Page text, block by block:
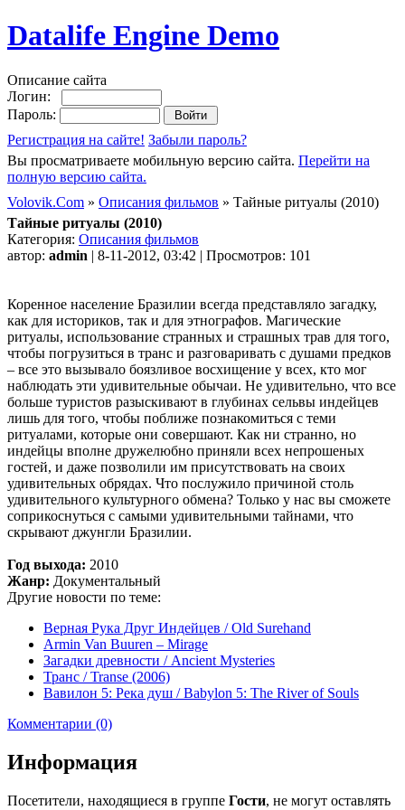
Datalife Engine Demo
Описание сайта
Логин:
Пароль:
Регистрация на сайте! Забыли пароль?
Вы просматриваете мобильную версию сайта. Перейти на
полную версию сайта.
Volovik.Com » Описания фильмов » Тайные ритуалы (2010)
Тайные ритуалы (2010)
Категория: Описания фильмов
автор: admin | 8-11-2012, 03:42 | Просмотров: 101
Коренное население Бразилии всегда представляло загадку,
как для историков, так и для этнографов. Магические
ритуалы, использование странных и страшных трав для того,
чтобы погрузиться в транс и разговаривать с душами предков
– все это вызывало боязливое восхищение у всех, кто мог
наблюдать эти удивительные обычаи. Не удивительно, что все
больше туристов разыскивают в глубинах сельвы индейцев
лишь для того, чтобы поближе познакомиться с теми
ритуалами, которые они совершают. Как ни странно, но
индейцы вполне дружелюбно приняли всех непрошеных
гостей, и даже позволили им присутствовать на своих
удивительных обрядах. Что послужило причиной столь
удивительного культурного обмена? Только у нас вы сможете
соприкоснуться с самыми удивительными тайнами, что
скрывают джунгли Бразилии.
Год выхода: 2010
Жанр: Документальный
Другие новости по теме:
Верная Рука Друг Индейцев / Old Surehand
Armin Van Buuren – Mirage
Загадки древности / Ancient Mysteries
Транс / Transe (2006)
Вавилон 5: Река душ / Babylon 5: The River of Souls
Комментарии (0)
Информация
Посетители, находящиеся в группе Гости, не могут оставлять